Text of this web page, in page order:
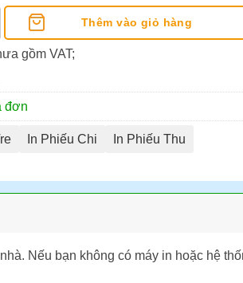
Yêu Cầu số lượng
Thêm vào giỏ hàng
gồm VAT;
đơn
In Phiếu Chi In Phiếu Thu
Nếu bạn không có máy in hoặc hệ